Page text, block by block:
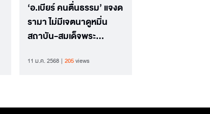
‘อ.เบียร์ คนตื่นธรรม’ แจงด
รามา ไม่มีเจตนาดูหมิ่น
สถาบัน-สมเด็จพระ
ปั่นกระแส
11 ม.ค. 2568 205views